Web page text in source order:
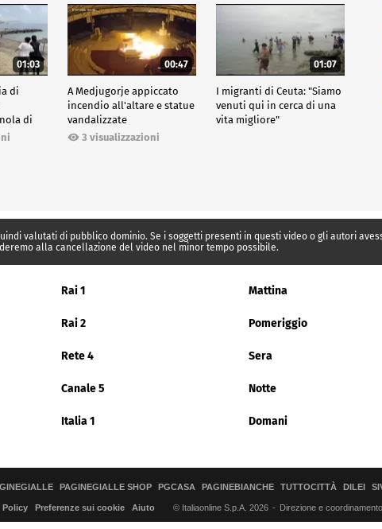
01:03
di
di
00:47
A Medjugorje appiccato
incendio all'altare e statue
vandalizzate
3 visualizzazioni
01:07
I migranti di Ceuta: "Siamo
venuti qui in cerca di una
vita migliore"
valutati di pubblico dominio. Se i soggetti presenti in questi video o gli autori
alla cancellazione del video nel minor tempo possibile.
Rai 1 Mattina
Rai 2 Pomeriggio
Rete 4 Sera
Canale 5 Notte
Italia 1 Domani
PAGINEGIALLE SHOP PGCASA PAGINEBIANCHE TUTTOCITTÀ DILEI
Policy Preferenze sui cookie Aiuto © Italiaonline S.p.A. 2026 Direzione e